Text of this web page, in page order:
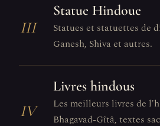
III
Statue Hindoue
Statues et statuettes de
Ganesh, Shiva et autres.
IV
Livres hindous
Les meilleurs livres de
Bhagavad-Gîtâ, textes